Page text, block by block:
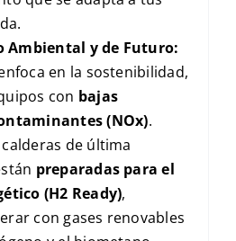
Ambiental y de Futuro:
en la sostenibilidad,
con bajas
(NOx).
de última
preparadas para el
(H2 Ready),
con gases renovables